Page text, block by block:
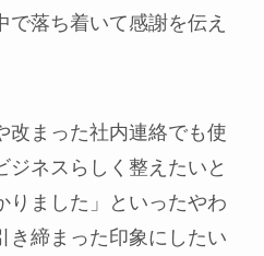
で落ち着いて感謝を伝え
改まった社内連絡でも使
ジネスらしく整えたいと
りました」といったやわ
き締まった印象にしたい